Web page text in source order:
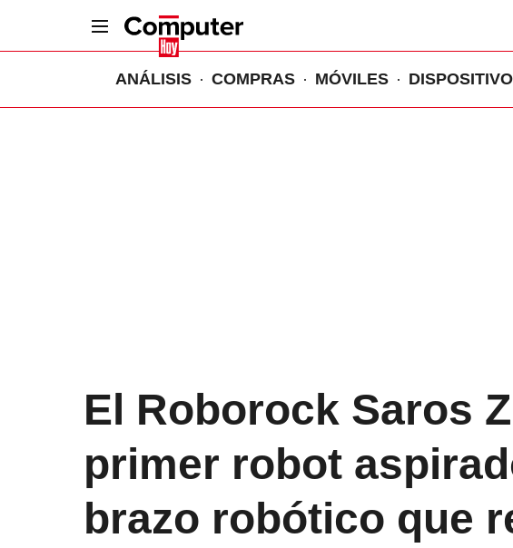
ANÁLISIS COMPRAS MÓVILES
El Roborock Saros
primer robot
brazo robótico que